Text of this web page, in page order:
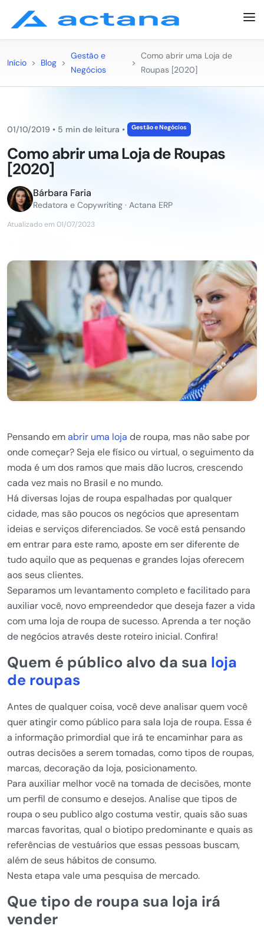
Início > Blog >
Gestão e
Negócios
>
Como abrir uma Loja de
Roupas [2020]
01/10/2019 • 5 min de leitura • Gestão e Negócios
Como abrir uma Loja de Roupas
[2020]
Bárbara Faria
Redatora e Copywriting · Actana ERP
Atualizado em 01/07/2023
Pensando emabrir uma loja de roupa, mas não sabe por
onde começar? Seja ele físico ou virtual, o seguimento da
moda é um dos ramos que mais dão lucros, crescendo
cada vez mais no Brasil e no mundo.
Há diversas lojas de roupa espalhadas por qualquer
cidade, mas são poucos os negócios que apresentam
ideias e serviços diferenciados. Se você está pensando
em entrar para este ramo, aposte em ser diferente de
tudo aquilo que as pequenas e grandes lojas oferecem
aos seus clientes.
Separamos um levantamento completo e facilitado para
auxiliar você, novo empreendedor que deseja fazer a vida
com uma loja de roupa de sucesso. Aprenda a ter noção
de negócios através deste roteiro inicial. Confira!
Quem é público alvo da sua loja
de roupas
Antes de qualquer coisa, você deve analisar quem você
quer atingir como público para sala loja de roupa. Essa é
a informação primordial que irá te encaminhar para as
outras decisões a serem tomadas, como tipos de roupas,
marcas, decoração da loja, posicionamento.
Para auxiliar melhor você na tomada de decisões, monte
um perfil de consumo e desejos. Analise que tipos de
roupa o seu publico algo costuma vestir, quais são suas
marcas favoritas, qual o biotipo predominante e quais as
referências de vestuários que essas pessoas buscam,
além de seus hábitos de consumo.
Nesta etapa vale uma pesquisa de mercado.
Que tipo de roupa sua loja irá
vender